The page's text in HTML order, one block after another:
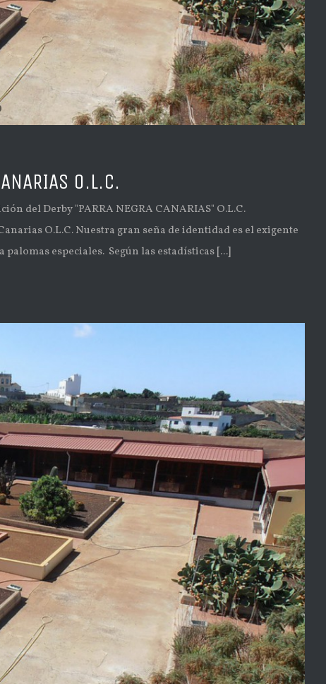
O.L.C.
del Derby "PARRA NEGRA CANARIAS" O.L.C.
O.L.C. Nuestra gran seña de identidad es el exigente
especiales. Según las estadísticas [...]